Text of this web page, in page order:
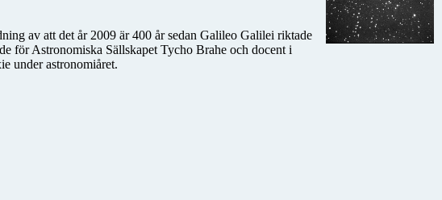
av att det år 2009 är 400 år sedan Galileo Galilei riktade
för Astronomiska Sällskapet Tycho Brahe och docent i
under astronomiåret.